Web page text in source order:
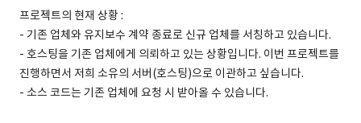
프로젝트의 현재 상황 :
- 기존 업체와 유지보수 계약 종료로 신규 업체를 서칭하고 있습니다.
- 호스팅을 기존 업체에게 의뢰하고 있는 상황입니다. 이번 프로젝트를
진행하면서 저희 소유의 서버(호스팅)으로 이관하고 싶습니다.
- 소스 코드는 기존 업체에 요청 시 받아올 수 있습니다.